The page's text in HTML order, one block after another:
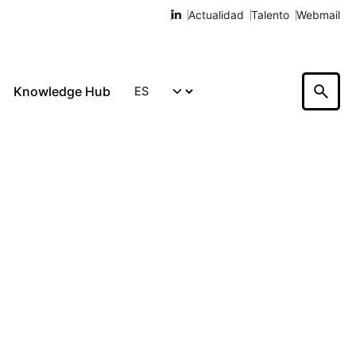
Actualidad Talento Webmail
Knowledge Hub